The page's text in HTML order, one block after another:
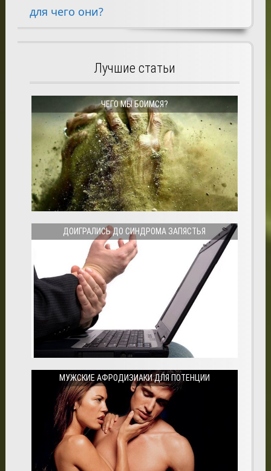
для чего они?
Лучшие статьи
ЧЕГО МЫ БОИМСЯ?
ДОИГРАЛИСЬ ДО СИНДРОМА ЗАПЯСТЬЯ
МУЖСКИЕ АФРОДИЗИАКИ ДЛЯ ПОТЕНЦИИ